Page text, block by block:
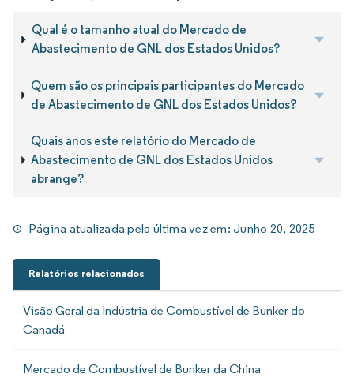
Qual é o tamanho atual do Mercado de
Abastecimento de GNL dos Estados Unidos?
Quem são os principais participantes do Mercado
de Abastecimento de GNL dos Estados Unidos?
Quais anos este relatório do Mercado de
Abastecimento de GNL dos Estados Unidos
abrange?
Página atualizada pela última vez em:Junho 20, 2025
Relatórios relacionados
Visão Geral da Indústria de Combustível de Bunker do
Canadá
Mercado de Combustível de Bunker da China